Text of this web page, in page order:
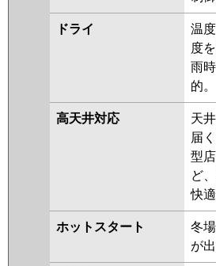
PLZX-
ERMP112HE4
PLZX-
HRMP112HF3
PLZX-
ERMP112HE3
HRMP112HF2
PLZX-
ERMP112HE2
PLZX-
HRMP112EZ
ドライ
温
度
雨
的。
高天井対応
天
届
型
ど
快
ホットスタート
冬
が